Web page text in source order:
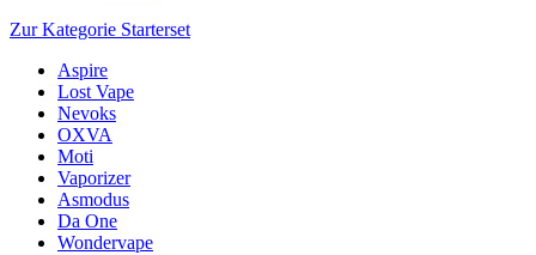
Zur Kategorie Starterset
Aspire
Lost Vape
Nevoks
OXVA
Moti
Vaporizer
Asmodus
Da One
Wondervape